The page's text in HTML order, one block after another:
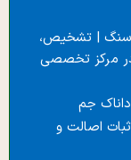
سنگ | تشخیص،
مرکز تخصصی
جم
اصالت و